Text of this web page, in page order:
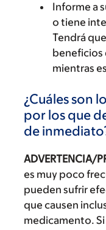
Informe a
o tiene
Tendrá
beneficios
mientras
¿Cuáles son
por los que
de
ADVERTENCIA/
es muy poco
pueden sufrir
que causen
medicamento.